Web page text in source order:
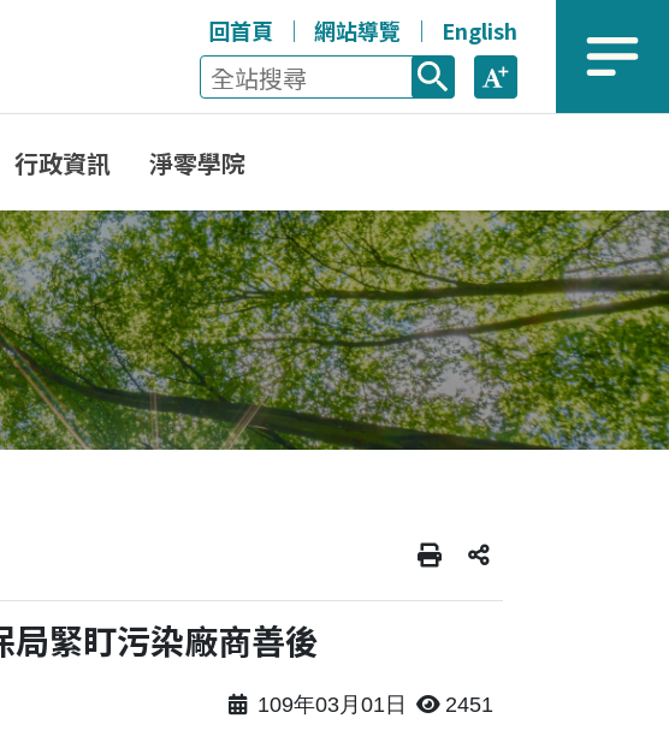
回首頁 網站導覽 English
全站搜尋 放大 選單
行政資訊 淨零學院
緊盯污染廠商善後
109年03月01日 2451